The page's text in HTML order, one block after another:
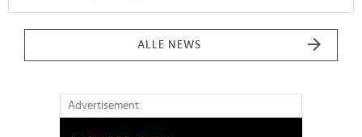
ALLE NEWS
Advertisement